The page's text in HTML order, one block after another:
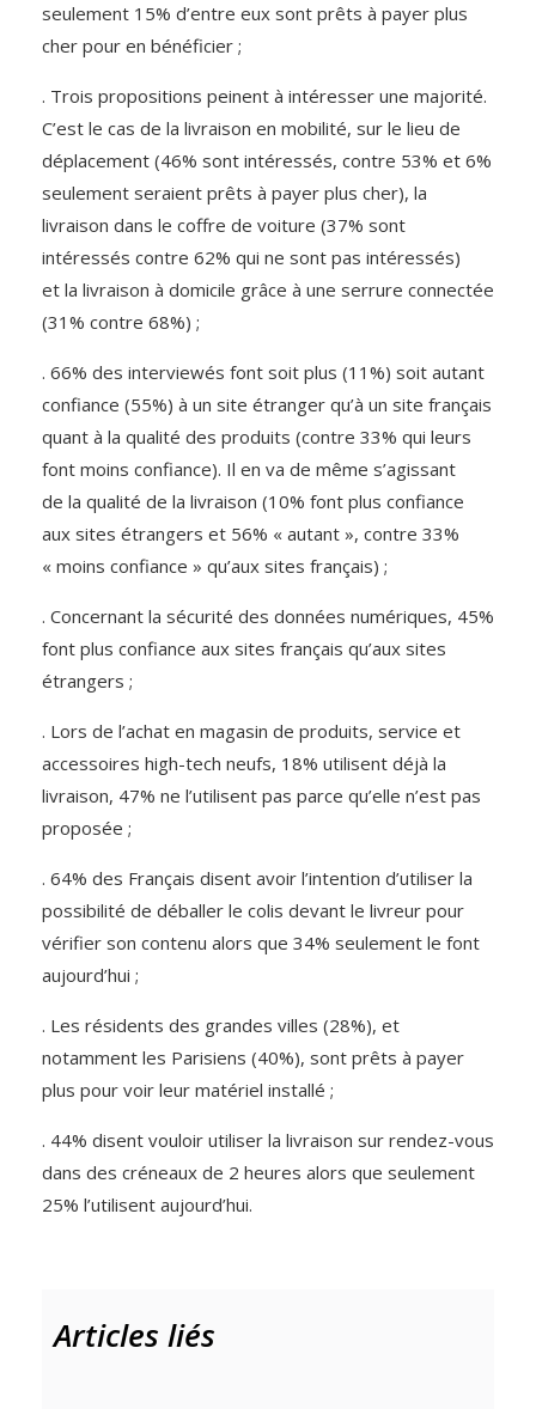
seulement 15% d’entre eux sont prêts à payer plus
cher pour en bénéficier ;
. Trois propositions peinent à intéresser une majorité.
C’est le cas de la livraison en mobilité, sur le lieu de
déplacement (46% sont intéressés, contre 53% et 6%
seulement seraient prêts à payer plus cher), la
livraison dans le coffre de voiture (37% sont
intéressés contre 62% qui ne sont pas intéressés)
et la livraison à domicile grâce à une serrure connectée
(31% contre 68%) ;
. 66% des interviewés font soit plus (11%) soit autant
confiance (55%) à un site étranger qu’à un site français
quant à la qualité des produits (contre 33% qui leurs
font moins confiance). Il en va de même s’agissant
de la qualité de la livraison (10% font plus confiance
aux sites étrangers et 56% « autant », contre 33%
« moins confiance » qu’aux sites français) ;
. Concernant la sécurité des données numériques, 45%
font plus confiance aux sites français qu’aux sites
étrangers ;
. Lors de l’achat en magasin de produits, service et
accessoires high-tech neufs, 18% utilisent déjà la
livraison, 47% ne l’utilisent pas parce qu’elle n’est pas
proposée ;
. 64% des Français disent avoir l’intention d’utiliser la
possibilité de déballer le colis devant le livreur pour
vérifier son contenu alors que 34% seulement le font
aujourd’hui ;
. Les résidents des grandes villes (28%), et
notamment les Parisiens (40%), sont prêts à payer
plus pour voir leur matériel installé ;
. 44% disent vouloir utiliser la livraison sur rendez-vous
dans des créneaux de 2 heures alors que seulement
25% l’utilisent aujourd’hui.
Articles liés